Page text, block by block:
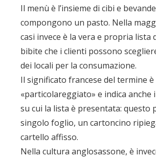
Il menù è l’insieme di cibi e
compongono un pasto. Nella
casi invece è la vera e propria lista
bibite che i clienti possono
dei locali per la consumazione.
Il significato francese del termine è
«particolareggiato» e indica anche
su cui la lista è presentata: questo
singolo foglio, un cartoncino
cartello affisso.
Nella cultura anglosassone, è